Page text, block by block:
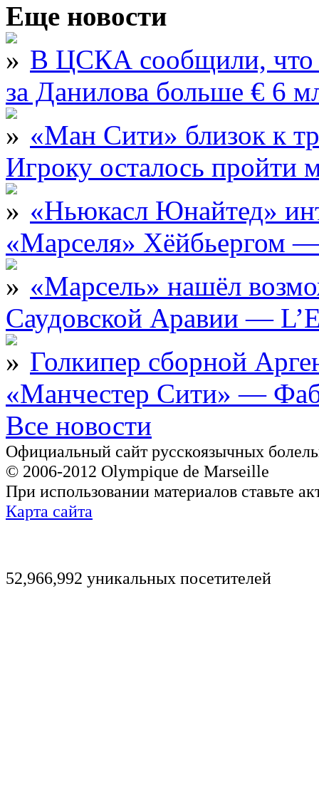
Еще новости
В ЦСКА сообщили, что
за Данилова больше € 6
«Ман Сити» близок к
Игроку осталось
«Ньюкасл Юнайтед»
«Марселя» Хёйбьергом
«Марсель» нашёл
Саудовской Аравии —
Голкипер сборной
«Манчестер Сити» —
Все новости
Официальный сайт русскоязычных
© 2006-2012 Olympique de Marseille
При использовании материалов ставьте
Карта сайта
52,966,992 уникальных посетителей